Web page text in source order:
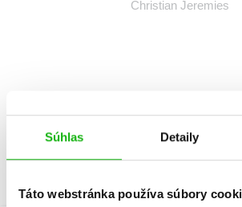
Súhlas Detaily
Táto webstránka používa súbory
Christian Jeremies